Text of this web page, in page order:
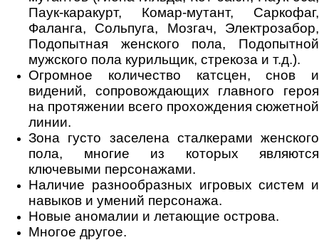
Паук-каракурт, Комар-мутант, Саркофаг,
Фаланга, Сольпуга, Мозгач, Электрозабор,
Подопытная женского пола, Подопытной
мужского пола курильщик, стрекоза и т.д.).
Огромное количество катсцен, снов и
видений, сопровождающих главного героя
на протяжении всего прохождения сюжетной
линии.
Зона густо заселена сталкерами женского
пола, многие из которых являются
ключевыми персонажами.
Наличие разнообразных игровых систем и
навыков и умений персонажа.
Новые аномалии и летающие острова.
Многое другое.